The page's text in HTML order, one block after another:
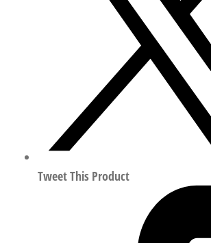
1
550998
Tweet This Product